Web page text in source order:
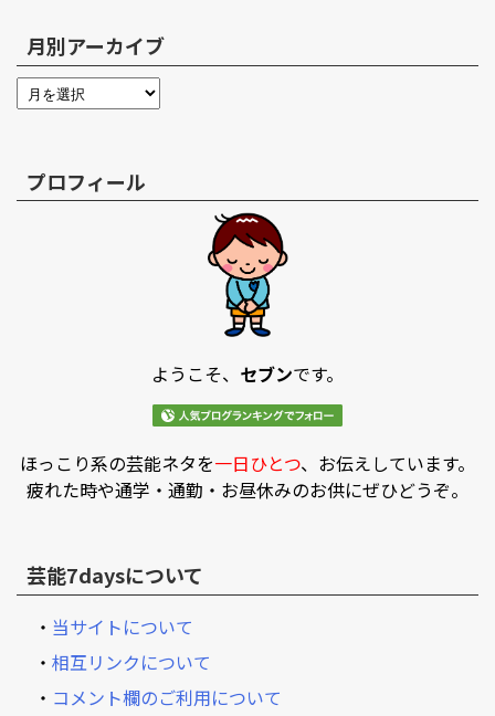
月別アーカイブ
プロフィール
ようこそ、 セブンです。
ほっこり系の芸能ネタを一日ひとつ、お伝えしています。
疲れた時や通学・通勤・お昼休みのお供にぜひどうぞ。
芸能7daysについて
・ 当サイトについて
・ 相互リンクについて
・ コメント欄のご利用について